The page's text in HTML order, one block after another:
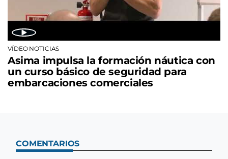
VÍDEO NOTICIAS
Asima impulsa la formación náutica con
un curso básico de seguridad para
embarcaciones comerciales
COMENTARIOS